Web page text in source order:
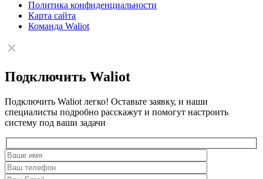
Политика конфиденциальности
Карта сайта
Команда Waliot
Подключить Waliot
Подключить Waliot легко! Оставьте заявку, и наши
специалисты подробно расскажут и помогут настроить
систему под ваши задачи